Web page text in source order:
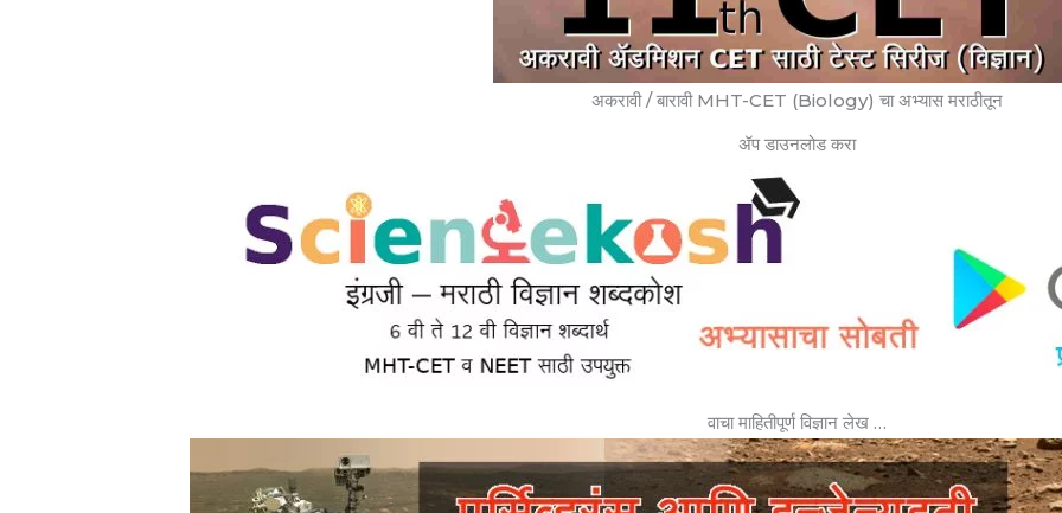
अकरावी / बारावी MHT-CET (Biology) चा अभ्यास मराठीतून
ॲप डाउनलोड करा
वाचा माहितीपूर्ण विज्ञान लेख …